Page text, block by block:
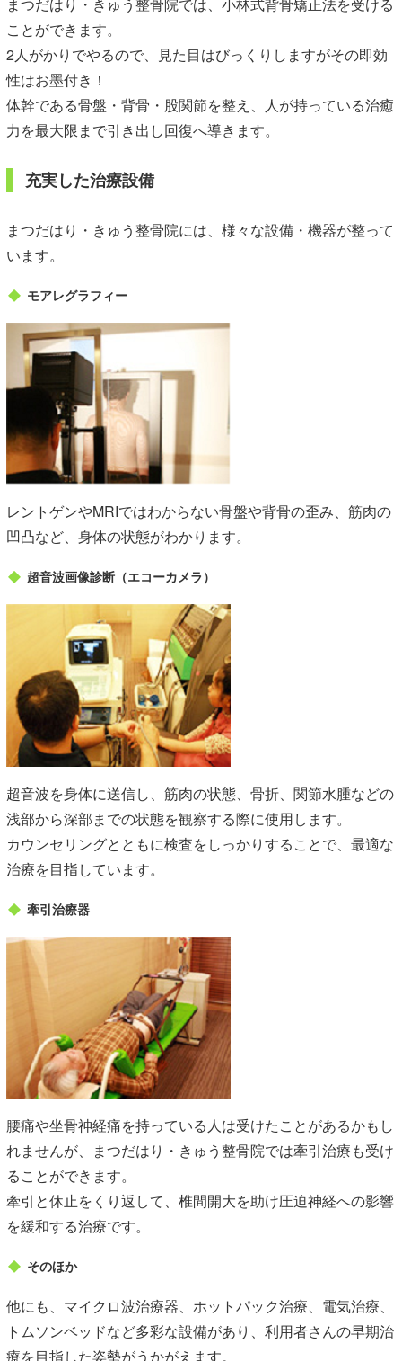
ことができます。
2人がかりでやるので、見た目はびっくりしますがその即効
性はお墨付き！
体幹である骨盤・背骨・股関節を整え、人が持っている治癒
力を最大限まで引き出し回復へ導きます。
充実した治療設備
まつだはり・きゅう整骨院には、様々な設備・機器が整って
います。
モアレグラフィー
レントゲンやMRIではわからない骨盤や背骨の歪み、筋肉の
凹凸など、身体の状態がわかります。
超音波画像診断（エコーカメラ）
超音波を身体に送信し、筋肉の状態、骨折、関節水腫などの
浅部から深部までの状態を観察する際に使用します。
カウンセリングとともに検査をしっかりすることで、最適な
治療を目指しています。
牽引治療器
腰痛や坐骨神経痛を持っている人は受けたことがあるかもし
れませんが、まつだはり・きゅう整骨院では牽引治療も受け
ることができます。
牽引と休止をくり返して、椎間開大を助け圧迫神経への影響
を緩和する治療です。
そのほか
他にも、マイクロ波治療器、ホットパック治療、電気治療、
トムソンベッドなど多彩な設備があり、利用者さんの早期治
療を目指した姿勢がうかがえます。